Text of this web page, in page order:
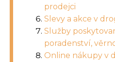
prodejci
Slevy a akce v
Služby
poradenství,
Online nákupy v